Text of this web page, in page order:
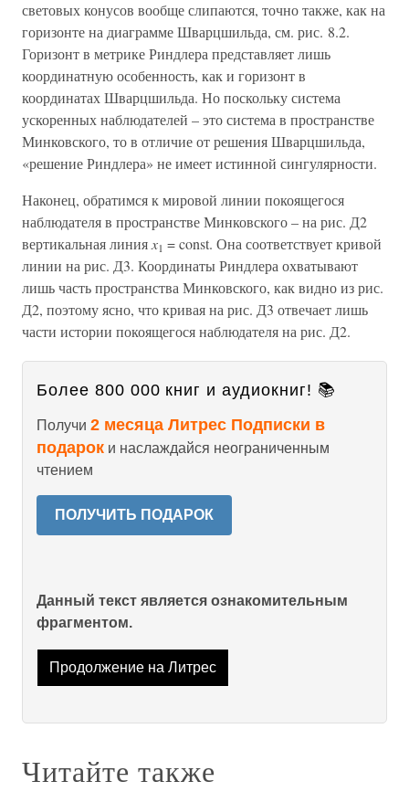
световых конусов вообще слипаются, точно также, как на
горизонте на диаграмме Шварцшильда, см. рис. 8.2.
Горизонт в метрике Риндлера представляет лишь
координатную особенность, как и горизонт в
координатах Шварцшильда. Но поскольку система
ускоренных наблюдателей – это система в пространстве
Минковского, то в отличие от решения Шварцшильда,
«решение Риндлера» не имеет истинной сингулярности.
Наконец, обратимся к мировой линии покоящегося
наблюдателя в пространстве Минковского – на рис. Д2
вертикальная линия x1 = const. Она соответствует кривой
линии на рис. Д3. Координаты Риндлера охватывают
лишь часть пространства Минковского, как видно из рис.
Д2, поэтому ясно, что кривая на рис. Д3 отвечает лишь
части истории покоящегося наблюдателя на рис. Д2.
Более 800 000 книг и аудиокниг! 📚
Получи 2 месяца Литрес Подписки в
подарок и наслаждайся неограниченным
чтением
ПОЛУЧИТЬ ПОДАРОК
Данный текст является ознакомительным
фрагментом.
Продолжение на Литрес
Читайте также